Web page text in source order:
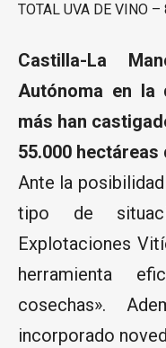
TOTAL UVA DE VINO –
Castilla-La
Autónoma en la
más han
55.000 hectáreas
Ante la
tipo de
Explotaciones
herramienta
cosechas».
incorporado